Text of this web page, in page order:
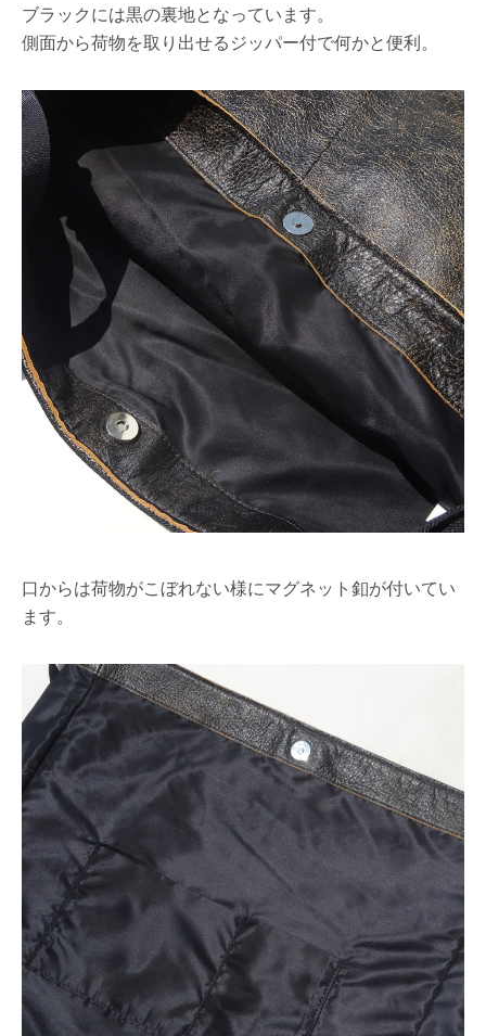
ブラックには黒の裏地となっています。
側面から荷物を取り出せるジッパー付で何かと便利。
口からは荷物がこぼれない様にマグネット釦が付いてい
ます。